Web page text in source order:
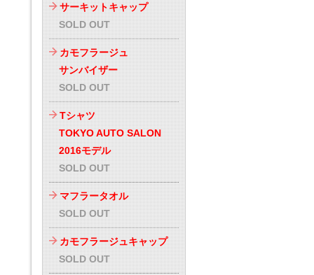
サーキットキャップ
SOLD OUT
カモフラージュ
サンバイザー
SOLD OUT
Tシャツ
TOKYO AUTO SALON
2016モデル
SOLD OUT
マフラータオル
SOLD OUT
カモフラージュキャップ
SOLD OUT